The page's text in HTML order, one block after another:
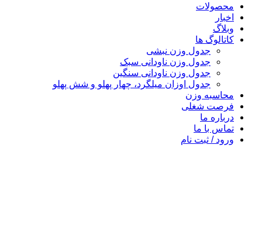
محصولات
اخبار
وبلاگ
کاتالوگ ها
جدول وزن نبشی
جدول وزن ناودانی سبک
جدول وزن ناودانی سنگین
جدول اوزان میلگرد، چهار پهلو و شش پهلو
محاسبه وزن
فرصت شغلی
درباره ما
تماس با ما
ورود / ثبت نام